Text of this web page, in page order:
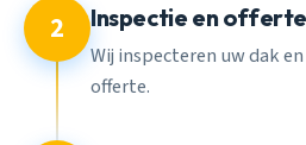
2 Inspectie en offerte
Wij inspecteren uw dak
offerte.